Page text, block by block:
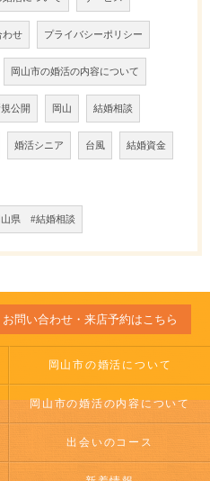
わせ プライバシーポリシー
岡山市の婚活の内容について
公開 岡山 結婚相談
婚活シニア 台風 結婚資金
県 #結婚相談
お問い合わせ・来店予約はこちら
岡山市の婚活について
岡山市の婚活の内容について
出会いのコース